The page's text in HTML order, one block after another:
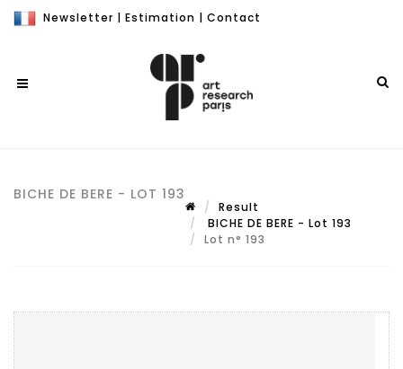
Newsletter | Estimation | Contact
BICHE DE BERE - LOT 193
Result
BICHE DE BERE - Lot 193
Lot n° 193